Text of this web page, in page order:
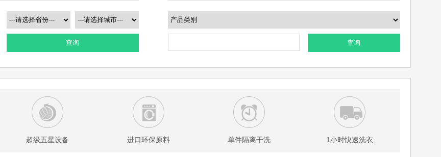
查询 查询
超级五星设备 进口环保原料 单件隔离干洗 1小时快速洗衣